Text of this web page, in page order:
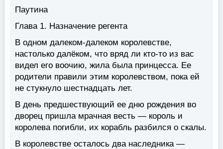
Паутина
Глава 1. Назначение регента
В одном далеком-далеком королевстве,
настолько далёком, что вряд ли кто-то из вас
видел его воочию, жила была принцесса. Ее
родители правили этим королевством, пока ей
не стукнуло шестнадцать лет.
В день предшествующий ее дню рождения во
дворец пришла мрачная весть — король и
королева погибли, их корабль разбился о скалы.
В королевстве осталось два наследника —